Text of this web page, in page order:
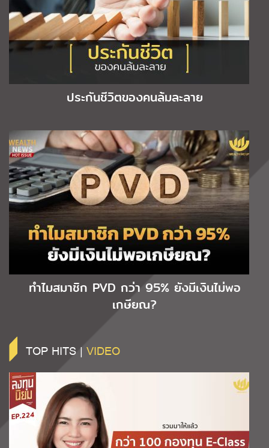
ประกันชีวิตของคนล้มละลาย
ทำไมสมาชิก PVD กว่า 95% ยังมีเงินไม่พอ
เกษียณ?
TOP HITS | VIDEO